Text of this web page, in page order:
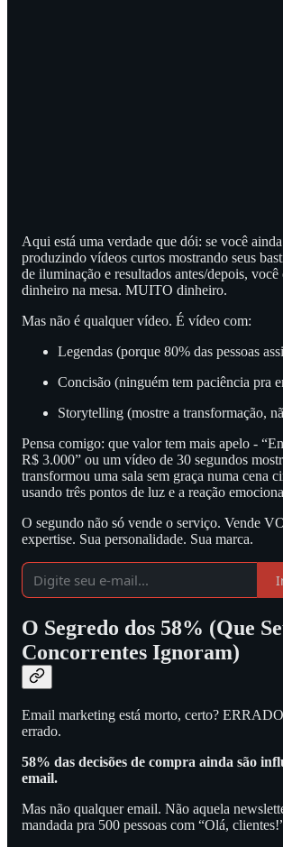
Aqui está uma verdade que dói: se você ainda
produzindo vídeos curtos mostrando seus
de iluminação e resultados antes/depois, você
dinheiro na mesa. MUITO dinheiro.
Mas não é qualquer vídeo. É vídeo com:
Legendas (porque 80% das pessoas
Concisão (ninguém tem paciência pra
Storytelling (mostre a transformação,
Pensa comigo: que valor tem mais apelo -
R$ 3.000” ou um vídeo de 30 segundos
transformou uma sala sem graça numa cena
usando três pontos de luz e a reação
O segundo não só vende o serviço. Vende
expertise. Sua personalidade. Sua marca.
O Segredo dos 58% (Que
Concorrentes Ignoram)
Email marketing está morto, certo?
errado.
58% das decisões de compra ainda são
email.
Mas não qualquer email. Não aquela
mandada pra 500 pessoas com “Olá,